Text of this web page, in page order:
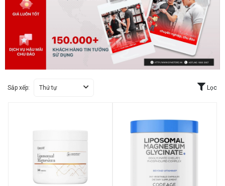
Sắp xếp: Thứ tự Lọc